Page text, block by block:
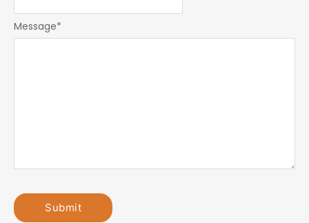
Message*